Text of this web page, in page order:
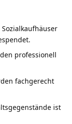
professionell
fachgerecht
ist